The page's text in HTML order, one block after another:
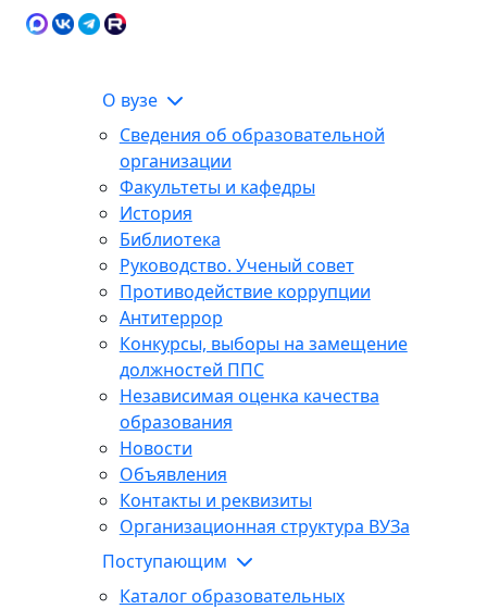
О вузе
Сведения об образовательной
организации
Факультеты и кафедры
История
Библиотека
Руководство. Ученый совет
Противодействие коррупции
Антитеррор
Конкурсы, выборы на замещение
должностей ППС
Независимая оценка качества
образования
Новости
Объявления
Контакты и реквизиты
Организационная структура ВУЗа
Поступающим
Каталог образовательных